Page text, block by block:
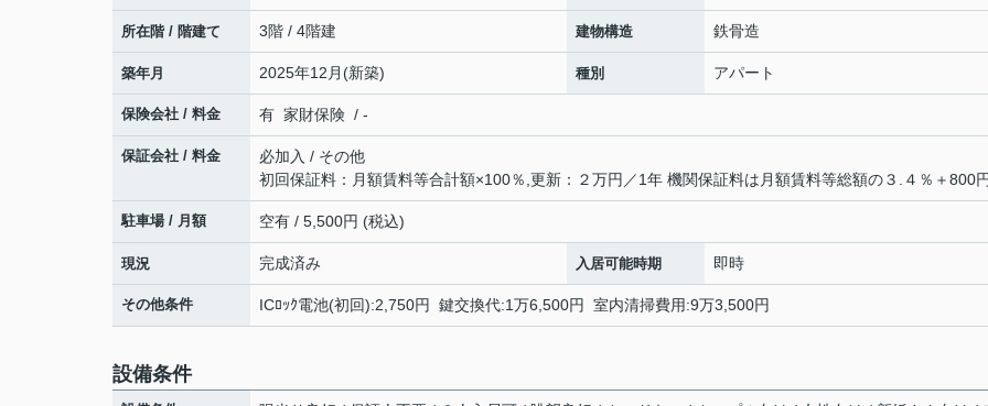
所在階 / 階建て 3階 / 4階建 建物構造 鉄骨造
築年月 2025年12月(新築) 種別 アパート
保険会社 / 料金 有 家財保険 / -
保証会社 / 料金
必加入 / その他
初回保証料：月額賃料等合計額×100％,更新：２万円／1年 機関保証料は月額賃料等総額の３.４％＋800
駐車場 / 月額 空有 / 5,500円 (税込)
現況 完成済み 入居可能時期 即時
その他条件 ICﾛｯｸ電池(初回):2,750円 鍵交換代:1万6,500円 室内清掃費用:9万3,500円
設備条件